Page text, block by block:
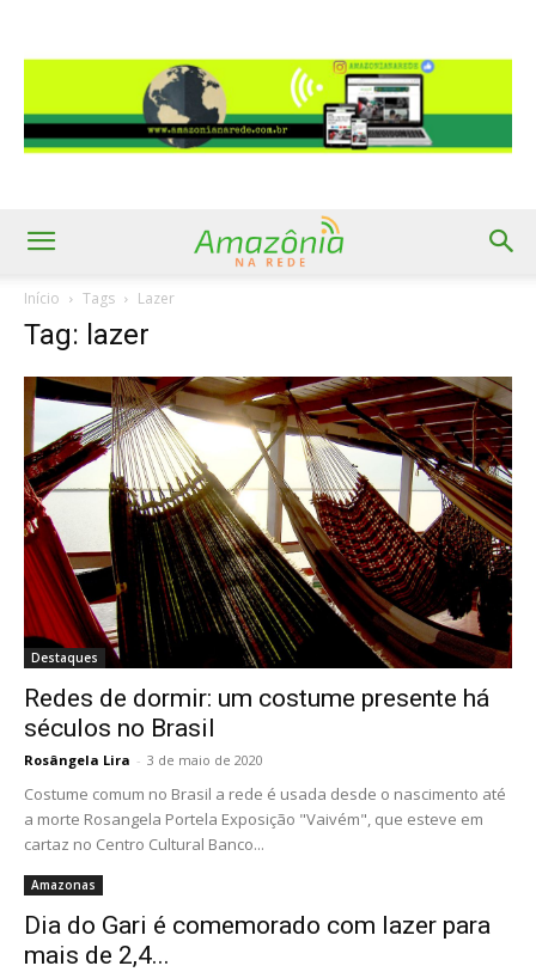
Início Tags Lazer
Tag: lazer
Destaques
Redes de dormir: um costume presente há
séculos no Brasil
Rosângela Lira - 3 de maio de 2020
Costume comum no Brasil a rede é usada desde o nascimento até
a morte Rosangela Portela Exposição "Vaivém", que esteve em
cartaz no Centro Cultural Banco...
Amazonas
Dia do Gari é comemorado com lazer para
mais de 2,4...